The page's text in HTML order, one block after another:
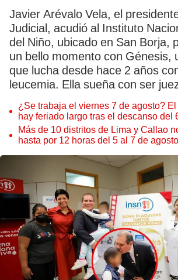
Javier Arévalo Vela, el
Judicial, acudió al Instituto
del Niño, ubicado en San Borja,
un bello momento con Génesis,
que lucha desde hace 2 años
leucemia. Ella sueña con ser
¿Se trabaja el viernes 7 de agosto?
hay feriado largo tras el descanso del
Más de 10 distritos de Lima y Callao
hasta por 12 horas del 5 al 7 de